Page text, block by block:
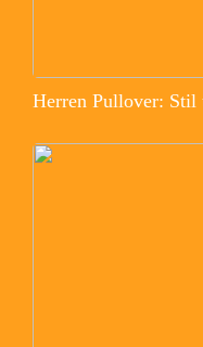
Herren Pullover: Stil